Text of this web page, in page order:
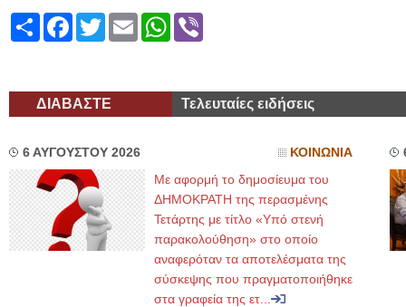
ShareFacebook
TwitterEmailWhatsApp
ΔΙΑΒΑΣΤΕ Τελευταίες ειδήσεις
6 ΑΥΓΟΥΣΤΟΥ 2026 ΚΟΙΝΩΝΙΑ
Με αφορμή το δημοσίευμα του
ΔΗΜΟΚΡΑΤΗ της περασμένης
Τετάρτης με τίτλο «Υπό στενή
παρακολούθηση» στο οποίο
αναφερόταν τα αποτελέσματα της
σύσκεψης που πραγματοποιήθηκε
στα γραφεία της ετ...